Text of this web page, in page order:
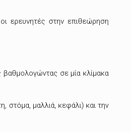
ερευνητές στην επιθεώρηση
βαθμολογώντας σε μία κλίμακα
στόμα, μαλλιά, κεφάλι) και την